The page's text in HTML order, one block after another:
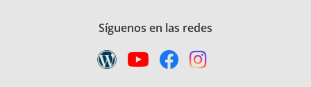
Síguenos en las redes